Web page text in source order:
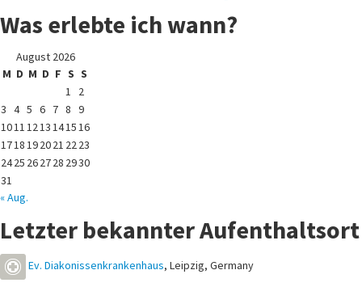
Was erlebte ich wann?
August 2026
M D M D F S S
1
2
3 4 5 6 7 8 9
1011 12 13 1415 16
1718 192021 22 23
2425 262728 2930
31
« Aug.
Letzter bekannter Aufenthaltsort
Ev. Diakonissenkrankenhaus, Leipzig, Germany